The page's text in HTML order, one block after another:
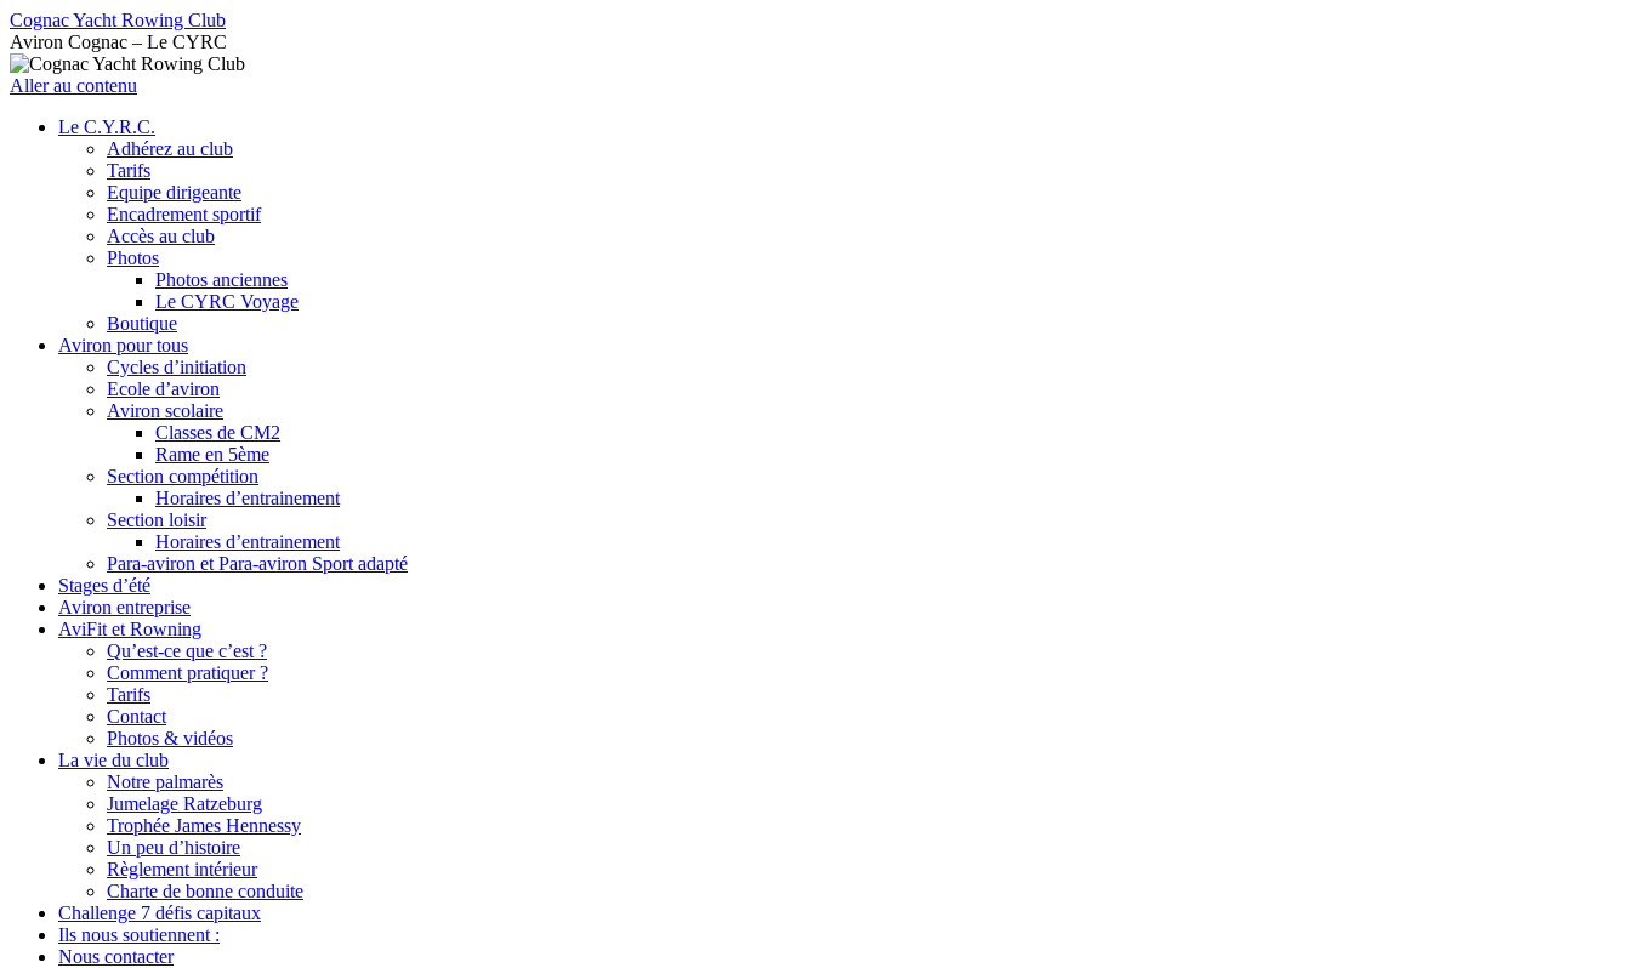
Cognac Yacht Rowing Club
Aviron Cognac – Le CYRC
Aller au contenu
Le C.Y.R.C.
Adhérez au club
Tarifs
Equipe dirigeante
Encadrement sportif
Accès au club
Photos
Photos anciennes
Le CYRC Voyage
Boutique
Aviron pour tous
Cycles d’initiation
Ecole d’aviron
Aviron scolaire
Classes de CM2
Rame en 5ème
Section compétition
Horaires d’entrainement
Section loisir
Horaires d’entrainement
Para-aviron et Para-aviron Sport adapté
Stages d’été
Aviron entreprise
AviFit et Rowning
Qu’est-ce que c’est ?
Comment pratiquer ?
Tarifs
Contact
Photos & vidéos
La vie du club
Notre palmarès
Jumelage Ratzeburg
Trophée James Hennessy
Un peu d’histoire
Règlement intérieur
Charte de bonne conduite
Challenge 7 défis capitaux
Ils nous soutiennent :
Nous contacter